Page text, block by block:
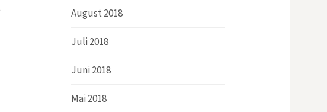
August 2018
Juli 2018
Juni 2018
Mai 2018